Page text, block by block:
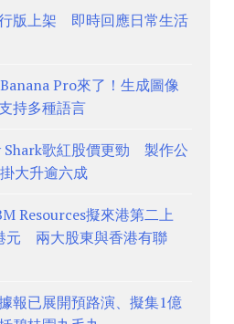
行版上架 即時回應日常生活
Pro來了！生成圖像
持多種語言
Shark歌紅股價更勁 製作公
大升逾六成
Resources擬來港第二上
元 兩大股東與香港有聯
報已展開預路演、擬集1億